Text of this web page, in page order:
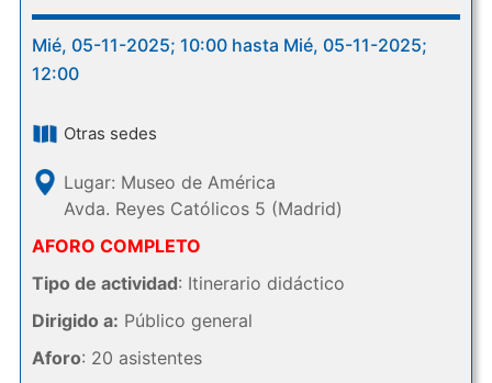
Mié, 05-11-2025; 10:00 hasta Mié, 05-11-2025;
12:00
Otras sedes
Lugar: Museo de América
Avda. Reyes Católicos 5 (Madrid)
AFORO COMPLETO
Tipo de actividad: Itinerario didáctico
Dirigido a: Público general
Aforo: 20 asistentes